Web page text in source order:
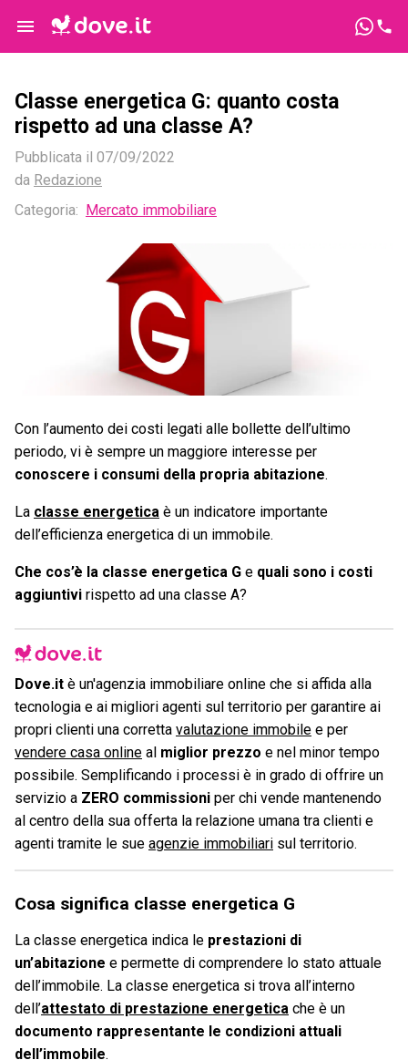
Classe energetica G: quanto costa
rispetto ad una classe A?
Pubblicata il 07/09/2022
da Redazione
Categoria:
Mercato immobiliare
Con l’aumento dei costi legati alle bollette dell’ultimo
periodo, vi è sempre un maggiore interesse per
conoscere i consumi della propria abitazione.
La classe energetica è un indicatore importante
dell’efficienza energetica di un immobile.
Che cos’è la classe energetica G e quali sono i costi
aggiuntivi rispetto ad una classe A?
Dove.it è un'agenzia immobiliare online che si affida alla
tecnologia e ai migliori agenti sul territorio per garantire ai
propri clienti una corretta valutazione immobile e per
vendere casa online al miglior prezzo e nel minor tempo
possibile. Semplificando i processi è in grado di offrire un
servizio a ZERO commissioni per chi vende mantenendo
al centro della sua offerta la relazione umana tra clienti e
agenti tramite le sue agenzie immobiliari sul territorio.
Cosa significa classe energetica G
La classe energetica indica le prestazioni di
un’abitazione e permette di comprendere lo stato attuale
dell’immobile. La classe energetica si trova all’interno
dell’attestato di prestazione energetica che è un
documento rappresentante le condizioni attuali
dell’immobile.